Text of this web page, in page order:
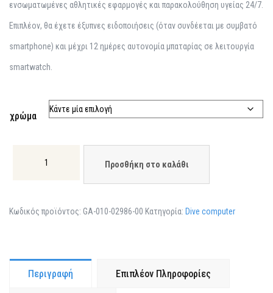
ενσωματωμένες αθλητικές εφαρμογές και παρακολούθηση υγείας 24/7.
Επιπλέον, θα έχετε έξυπνες ειδοποιήσεις (όταν συνδέεται με συμβατό
smartphone) και μέχρι 12 ημέρες αυτονομία μπαταρίας σε λειτουργία
smartwatch.
χρώμα
Προσθήκη στο καλάθι
Κωδικός προϊόντος: GA-010-02986-00 Κατηγορία: Dive computer
Περιγραφή Επιπλέον Πληροφορίες